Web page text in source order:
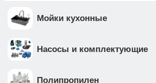
Мойки кухонные
Насосы и комплектующие
Полипропилен